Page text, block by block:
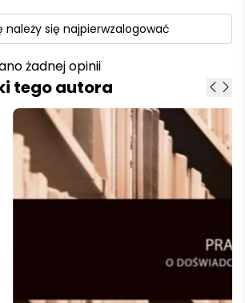
należy się najpierwzalogować
żadnej opinii
tego autora